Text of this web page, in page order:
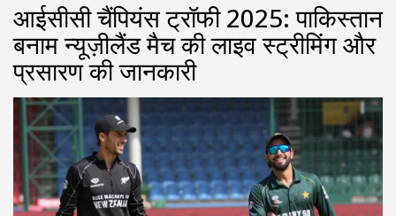
आईसीसी चैंपियंस ट्रॉफी 2025: पाकिस्तान
बनाम न्यूज़ीलैंड मैच की लाइव स्ट्रीमिंग और
प्रसारण की जानकारी